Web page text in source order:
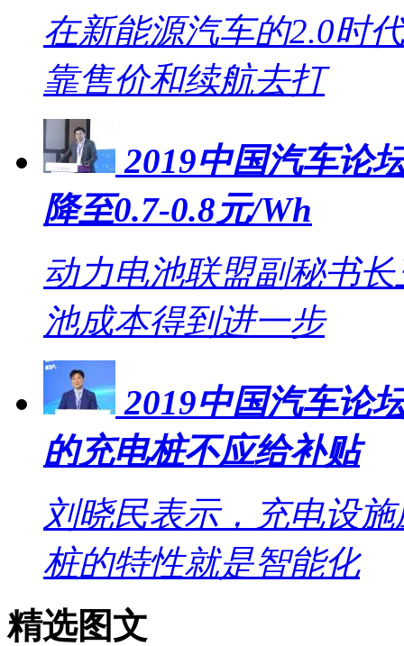
在新能源汽车的2.0时
靠售价和续航去打
2019中国汽车论
降至0.7-0.8元/Wh
动力电池联盟副秘书
池成本得到进一步
2019中国汽车论
的充电桩不应给补贴
刘晓民表示，充电设
桩的特性就是智能化
精选图文